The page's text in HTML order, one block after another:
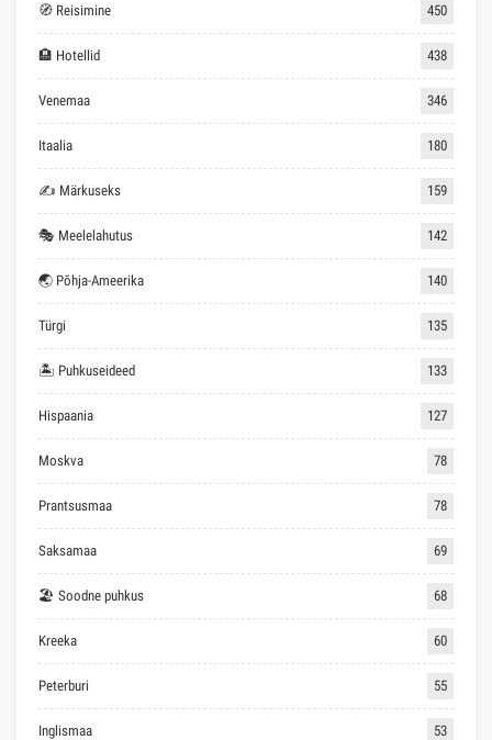
🧭 Reisimine 450
🏨 Hotellid 438
Venemaa 346
Itaalia 180
✍ Märkuseks 159
🎭 Meelelahutus 142
🌏 Põhja-Ameerika 140
Türgi 135
🏝 Puhkuseideed 133
Hispaania 127
Moskva 78
Prantsusmaa 78
Saksamaa 69
🏖 Soodne puhkus 68
Kreeka 60
Peterburi 55
Inglismaa 53